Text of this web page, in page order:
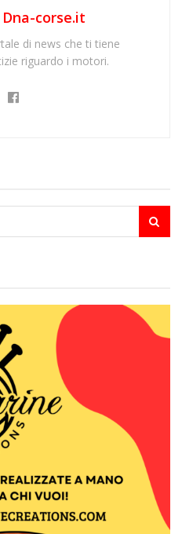
corse.it
di news che ti tiene
riguardo i motori.